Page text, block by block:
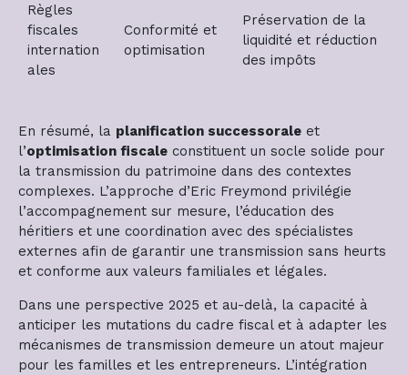
Règles
fiscales
internation
ales
Conformité et
optimisation
Préservation de la
liquidité et réduction
des impôts
En résumé, la planification successorale et
l’optimisation fiscale constituent un socle solide pour
la transmission du patrimoine dans des contextes
complexes. L’approche d’Eric Freymond privilégie
l’accompagnement sur mesure, l’éducation des
héritiers et une coordination avec des spécialistes
externes afin de garantir une transmission sans heurts
et conforme aux valeurs familiales et légales.
Dans une perspective 2025 et au-delà, la capacité à
anticiper les mutations du cadre fiscal et à adapter les
mécanismes de transmission demeure un atout majeur
pour les familles et les entrepreneurs. L’intégration